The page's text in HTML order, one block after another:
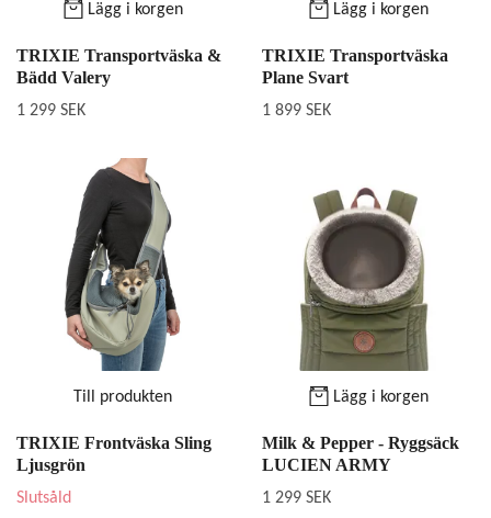
Lägg i korgen
TRIXIE Transportväska &
Bädd Valery
1 299 SEK
Lägg i korgen
TRIXIE Transportväska
Plane Svart
1 899 SEK
Till produkten
TRIXIE Frontväska Sling
Ljusgrön
Slutsåld
Lägg i korgen
Milk & Pepper - Ryggsäck
LUCIEN ARMY
1 299 SEK